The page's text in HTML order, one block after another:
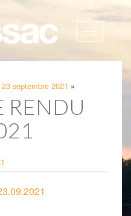
Afficher
septembre 2021 »
RENDU